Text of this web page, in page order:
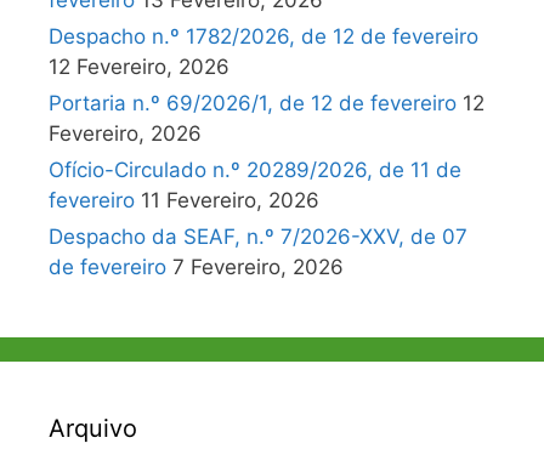
Despacho n.º 1782/2026, de 12 de fevereiro
12 Fevereiro, 2026
Portaria n.º 69/2026/1, de 12 de fevereiro 12
Fevereiro, 2026
Ofício-Circulado n.º 20289/2026, de 11 de
fevereiro 11 Fevereiro, 2026
Despacho da SEAF, n.º 7/2026-XXV, de 07
de fevereiro 7 Fevereiro, 2026
Arquivo